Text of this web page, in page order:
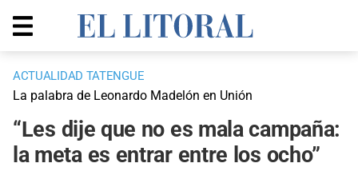
ACTUALIDAD TATENGUE
La palabra de Leonardo Madelón en Unión
“Les dije que no es mala campaña:
la meta es entrar entre los ocho”